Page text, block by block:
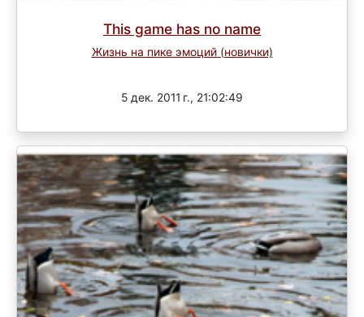
This game has no name
Жизнь на пике эмоций (новички)
5 дек. 2011 г., 21:02:49